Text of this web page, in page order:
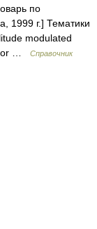
по
1999 г.] Тематики
modulated
…
Справочник